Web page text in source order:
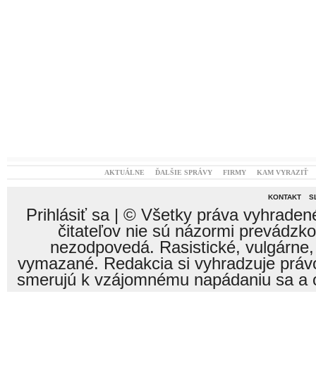
AKTUÁLNE ĎALŠIE SPRÁVY FIRMY KAM VYRAZIŤ
KONTAKT
Prihlásiť sa| © Všetky práva
čitateľov nie sú názormi
nezodpovedá. Rasistické,
vymazané. Redakcia si vyhradzuje
smerujú k vzájomnému napádaniu sa